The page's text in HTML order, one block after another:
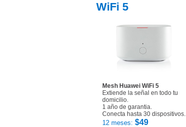
WiFi 5
Mesh Huawei WiFi 5
Extiende la señal en todo tu
domicilio.
1 año de garantia.
Conecta hasta 30 dispositivos.
12 meses: $49